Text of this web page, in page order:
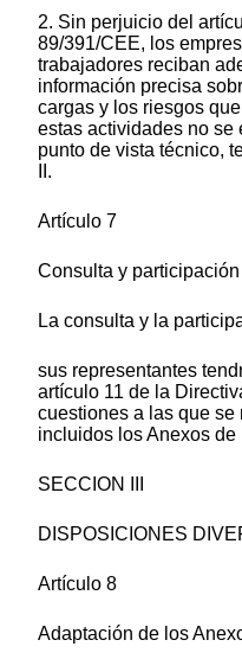
2. Sin perjuicio del
89/391/CEE, los
trabajadores reciban
información precisa
cargas y los riesgos
estas actividades no se
punto de vista técnico,
II.
Artículo 7
Consulta y
La consulta y la
sus representantes
artículo 11 de la
cuestiones a las que se
incluidos los Anexos de
SECCION III
DISPOSICIONES
Artículo 8
Adaptación de los